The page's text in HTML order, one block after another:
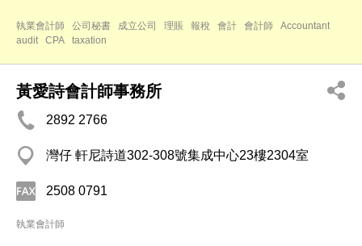
執業會計師 公司秘書 成立公司 理賬 報稅 會計 會計師
Accountant
audit
CPA taxation
黃愛詩會計師事務所
2892 2766
灣仔 軒尼詩道302-308號集成中心23樓2304室
2508 0791
執業會計師